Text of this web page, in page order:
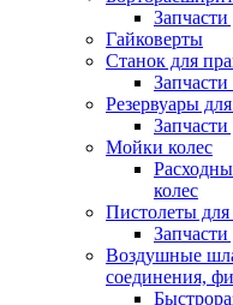
Гайковерты
Станок для
Резервуары
Запчасти
Мойки колес
колес
Пистолеты
Воздушные
соединения,